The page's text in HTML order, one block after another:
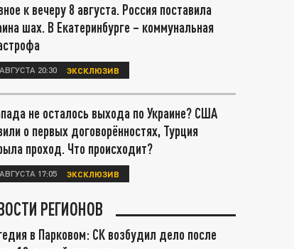
к вечеру 8 августа. Россия поставила
шах. В Екатеринбурге – коммунальная
20:30 ЭКСКЛЮЗИВ
не осталось выхода по Украине? США
о первых договорённостях, Турция
проход. Что происходит?
17:05 ЭКСКЛЮЗИВ
РЕГИОНОВ
в Парковом: СК возбудил дело после